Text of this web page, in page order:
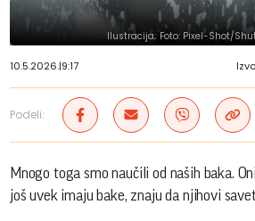
Ilustracija; Foto: Pixel-Shot/
10.5.2026.|9:17
Podeli:
Mnogo toga smo naučili od naših baka.
još uvek imaju bake, znaju da njihovi